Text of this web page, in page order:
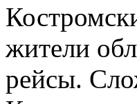
жители
рейсы.